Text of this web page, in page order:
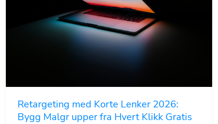
Retargeting med Korte Lenker 2026:
Bygg Malgr upper fra Hvert Klikk Gratis